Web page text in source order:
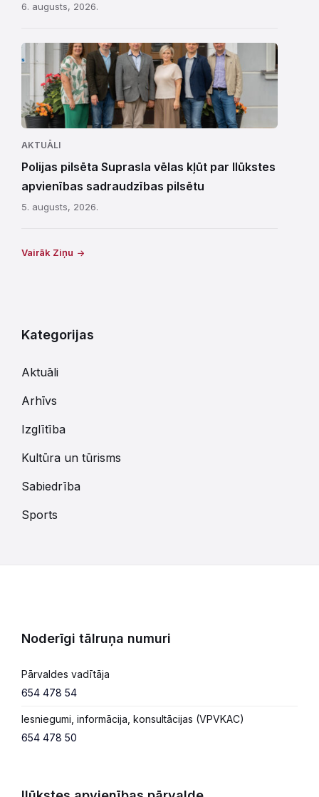
6. augusts, 2026.
AKTUĀLI
Polijas pilsēta Suprasla vēlas kļūt par Ilūkstes
apvienības sadraudzības pilsētu
5. augusts, 2026.
Vairāk Ziņu
Kategorijas
Aktuāli
Arhīvs
Izglītība
Kultūra un tūrisms
Sabiedrība
Sports
Noderīgi tālruņa numuri
Pārvaldes vadītāja
654 478 54
Iesniegumi, informācija, konsultācijas (VPVKAC)
654 478 50